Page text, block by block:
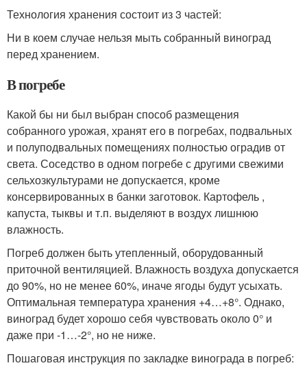
Технология хранения состоит из 3 частей:
Ни в коем случае нельзя мыть собранный виноград
перед хранением.
В погребе
Какой бы ни был выбран способ размещения
собранного урожая, хранят его в погребах, подвальных
и полуподвальных помещениях полностью оградив от
света. Соседство в одном погребе с другими свежими
сельхозкультурами не допускается, кроме
консервированных в банки заготовок. Картофель ,
капуста, тыквы и т.п. выделяют в воздух лишнюю
влажность.
Погреб должен быть утепленный, оборудованный
приточной вентиляцией. Влажность воздуха допускается
до 90%, но не менее 60%, иначе ягоды будут усыхать.
Оптимальная температура хранения +4…+8°. Однако,
виноград будет хорошо себя чувствовать около 0° и
даже при -1…-2°, но не ниже.
Пошаговая инструкция по закладке винограда в погреб: